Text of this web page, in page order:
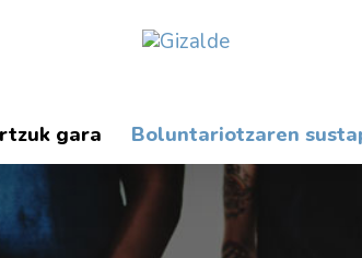
gara Boluntariotzaren